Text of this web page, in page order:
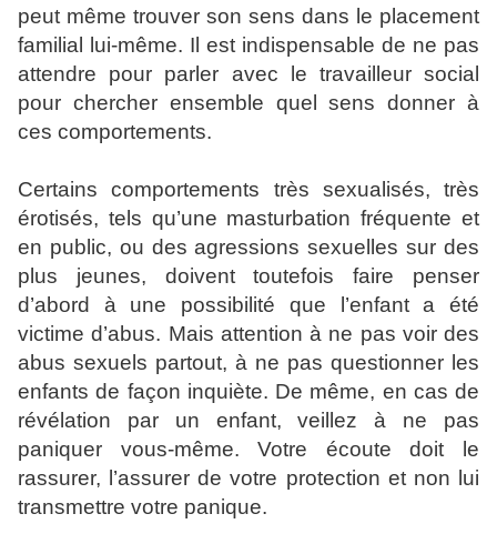
peut même trouver son sens dans le placement
familial lui-même. Il est indispensable de ne pas
attendre pour parler avec le travailleur social
pour chercher ensemble quel sens donner à
ces comportements.
Certains comportements très sexualisés, très
érotisés, tels qu’une masturbation fréquente et
en public, ou des agressions sexuelles sur des
plus jeunes, doivent toutefois faire penser
d’abord à une possibilité que l’enfant a été
victime d’abus. Mais attention à ne pas voir des
abus sexuels partout, à ne pas questionner les
enfants de façon inquiète. De même, en cas de
révélation par un enfant, veillez à ne pas
paniquer vous-même. Votre écoute doit le
rassurer, l’assurer de votre protection et non lui
transmettre votre panique.